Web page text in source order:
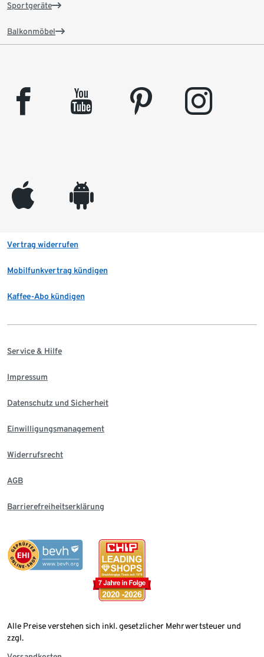
Sportgeräte
Balkonmöbel
facebook youtube pinterest instagram
appleinc android
Vertrag widerrufen
Mobilfunkvertrag kündigen
Kaffee-Abo kündigen
Service & Hilfe
Impressum
Datenschutz und Sicherheit
Einwilligungsmanagement
Widerrufsrecht
AGB
Barrierefreiheitserklärung
Alle Preise verstehen sich inkl. gesetzlicher Mehrwertsteuer und
zzgl.